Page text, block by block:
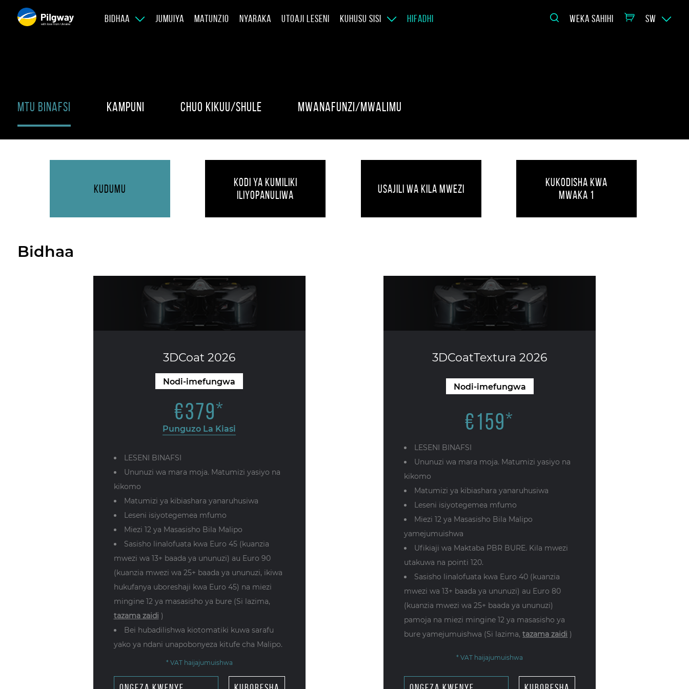
with love from Ukraine
BIDHAA JUMUIYA MATUNZIO NYARAKA UTOAJI LESENI KUHUSU SISI HIFADHI WEKA SAHIHI SW
Mtu binafsi Kampuni Chuo Kikuu/Shule Mwanafunzi/Mwalimu
Kudumu
Kodi ya kumiliki
iliyopanuliwa
Usajili wa Kila Mwezi
Kukodisha kwa
Mwaka 1
Bidhaa
3DCoat 2026
Nodi-imefungwa
€379*
Punguzo La Kiasi
LESENI BINAFSI
Ununuzi wa mara moja. Matumizi yasiyo na
kikomo
Matumizi ya kibiashara yanaruhusiwa
Leseni isiyotegemea mfumo
Miezi 12 ya Masasisho Bila Malipo
Sasisho linalofuata kwa Euro 45 (kuanzia
mwezi wa 13+ baada ya ununuzi) au Euro 90
(kuanzia mwezi wa 25+ baada ya ununuzi, ikiwa
hukufanya uboreshaji kwa Euro 45) na miezi
mingine 12 ya masasisho ya bure (Si lazima,
tazama zaidi )
Bei hubadilishwa kiotomatiki kuwa sarafu
yako ya ndani unapobonyeza kitufe cha Malipo.
* VAT haijajumuishwa
3DCoatTextura 2026
Nodi-imefungwa
€159*
LESENI BINAFSI
Ununuzi wa mara moja. Matumizi yasiyo na
kikomo
Matumizi ya kibiashara yanaruhusiwa
Leseni isiyotegemea mfumo
Miezi 12 ya Masasisho Bila Malipo
yamejumuishwa
Ufikiaji wa Maktaba PBR BURE. Kila mwezi
utakuwa na pointi 120.
Sasisho linalofuata kwa Euro 40 (kuanzia
mwezi wa 13+ baada ya ununuzi) au Euro 80
(kuanzia mwezi wa 25+ baada ya ununuzi)
pamoja na miezi mingine 12 ya masasisho ya
bure yamejumuishwa (Si lazima,tazama zaidi )
* VAT haijajumuishwa